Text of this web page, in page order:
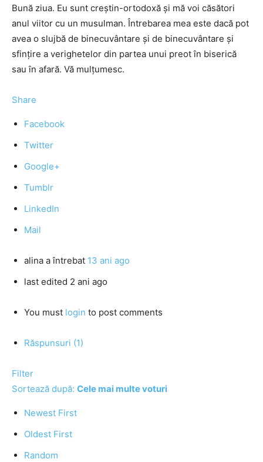
Bună ziua. Eu sunt creştin-ortodoxă şi mă voi căsători
anul viitor cu un musulman. Întrebarea mea este dacă pot
avea o slujbă de binecuvântare şi de binecuvântare şi
sfinţire a verighetelor din partea unui preot în biserică
sau în afară. Vă mulţumesc.
Share
Facebook
Twitter
Google+
Tumblr
LinkedIn
Mail
alina a întrebat 13 ani ago
last edited 2 ani ago
You must login to post comments
Răspunsuri (1)
Filter
Sortează după: Cele mai multe voturi
Newest First
Oldest First
Random